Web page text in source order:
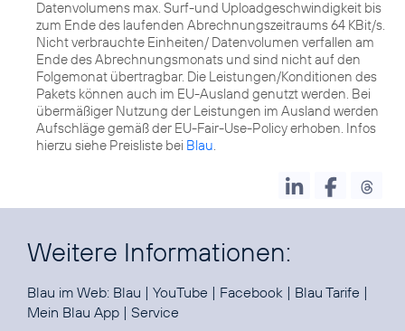
Datenvolumens max. Surf-und Uploadgeschwindigkeit bis
zum Ende des laufenden Abrechnungszeitraums 64 KBit/s.
Nicht verbrauchte Einheiten/ Datenvolumen verfallen am
Ende des Abrechnungsmonats und sind nicht auf den
Folgemonat übertragbar. Die Leistungen/Konditionen des
Pakets können auch im EU-Ausland genutzt werden. Bei
übermäßiger Nutzung der Leistungen im Ausland werden
Aufschläge gemäß der EU-Fair-Use-Policy erhoben. Infos
hierzu siehe Preisliste bei Blau.
Weitere Informationen:
Blau im Web: Blau | YouTube | Facebook | Blau Tarife |
Mein Blau App | Service